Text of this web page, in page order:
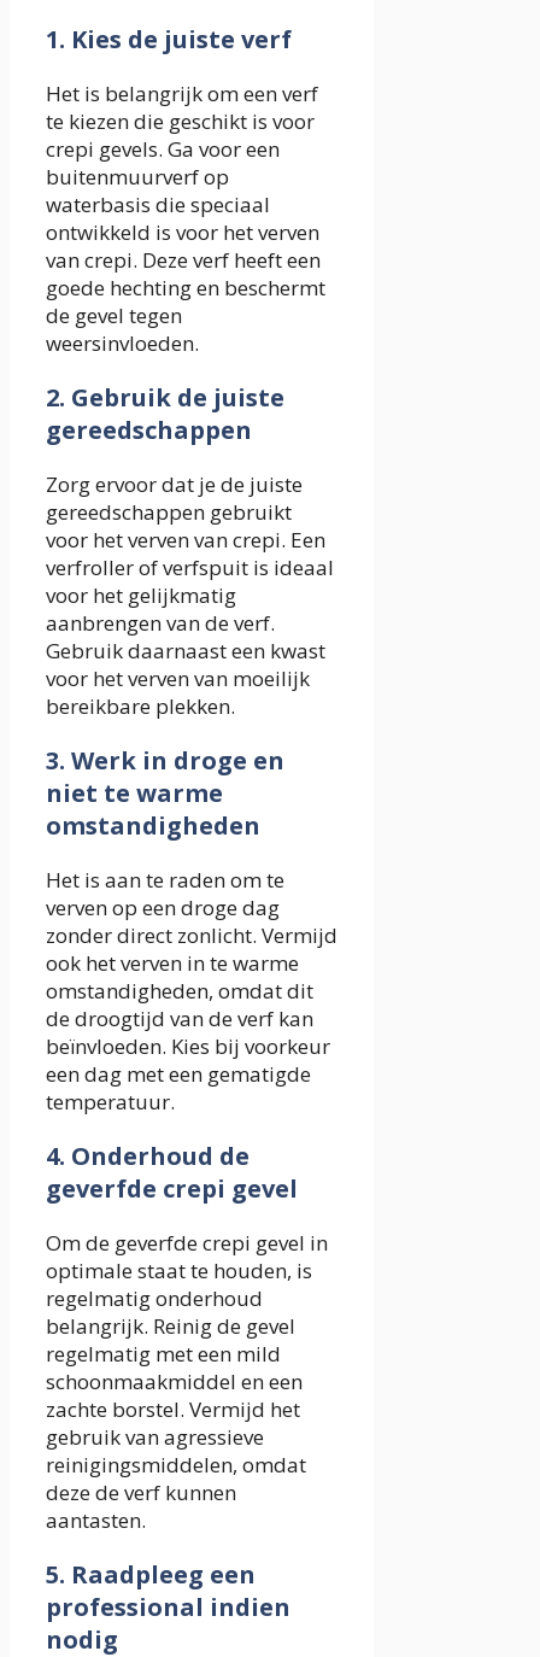
1. Kies de juiste verf
Het is belangrijk om een verf
te kiezen die geschikt is voor
crepi gevels. Ga voor een
buitenmuurverf op
waterbasis die speciaal
ontwikkeld is voor het verven
van crepi. Deze verf heeft een
goede hechting en beschermt
de gevel tegen
weersinvloeden.
2. Gebruik de juiste
gereedschappen
Zorg ervoor dat je de juiste
gereedschappen gebruikt
voor het verven van crepi. Een
verfroller of verfspuit is ideaal
voor het gelijkmatig
aanbrengen van de verf.
Gebruik daarnaast een kwast
voor het verven van moeilijk
bereikbare plekken.
3. Werk in droge en
niet te warme
omstandigheden
Het is aan te raden om te
verven op een droge dag
zonder direct zonlicht. Vermijd
ook het verven in te warme
omstandigheden, omdat dit
de droogtijd van de verf kan
beïnvloeden. Kies bij voorkeur
een dag met een gematigde
temperatuur.
4. Onderhoud de
geverfde crepi gevel
Om de geverfde crepi gevel in
optimale staat te houden, is
regelmatig onderhoud
belangrijk. Reinig de gevel
regelmatig met een mild
schoonmaakmiddel en een
zachte borstel. Vermijd het
gebruik van agressieve
reinigingsmiddelen, omdat
deze de verf kunnen
aantasten.
5. Raadpleeg een
professional indien
nodig